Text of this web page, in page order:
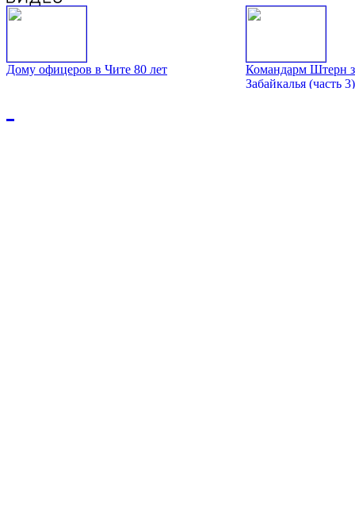
Дому офицеров в Чите 80 лет
Командарм Штерн
Забайкалья (часть 3)